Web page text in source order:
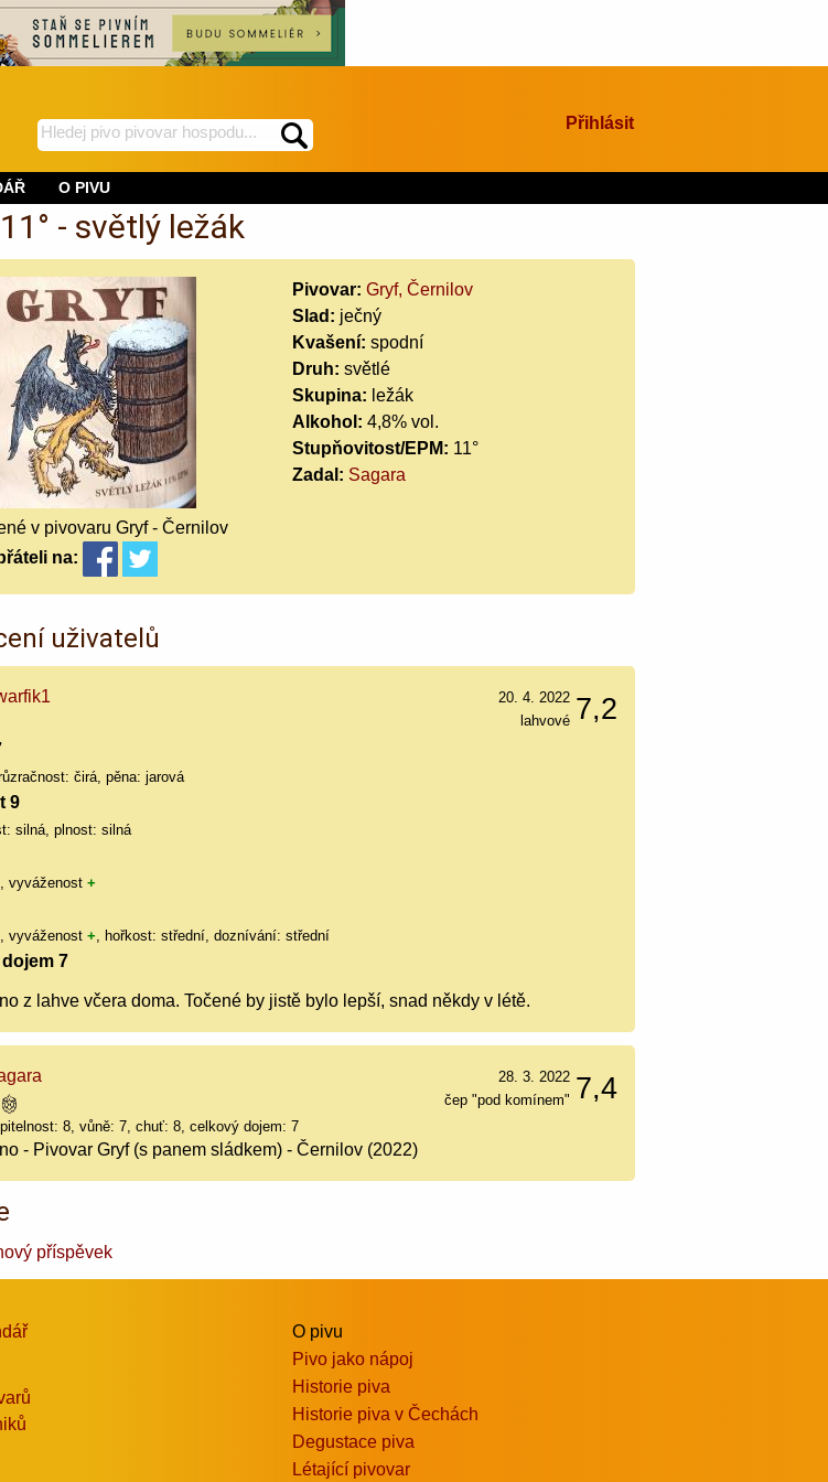
hledej
BeerWeb
spustí
Přihlásit
O PIVU
- světlý ležák
Pivovar: Gryf, Černilov
Slad: ječný
Kvašení: spodní
Druh: světlé
Skupina: ležák
Alkohol: 4,8% vol.
Stupňovitost/EPM: 11°
Zadal: Sagara
v pivovaru Gryf - Černilov
na:
uživatelů
7,2
20. 4. 2022
lahvové
čirá, pěna: jarová
9
silná, plnost: silná
, vyváženost+
, vyváženost+ , hořkost: střední, doznívání: střední
7
z lahve včera doma. Točené by jistě bylo lepší, snad někdy v létě.
7,4
28. 3. 2022
čep "pod komínem"
8, vůně: 7, chuť: 8, celkový dojem: 7
- Pivovar Gryf (s panem sládkem) - Černilov (2022)
příspěvek
O pivu
Pivo jako nápoj
Historie piva
Historie piva v Čechách
Degustace piva
Létající pivovar